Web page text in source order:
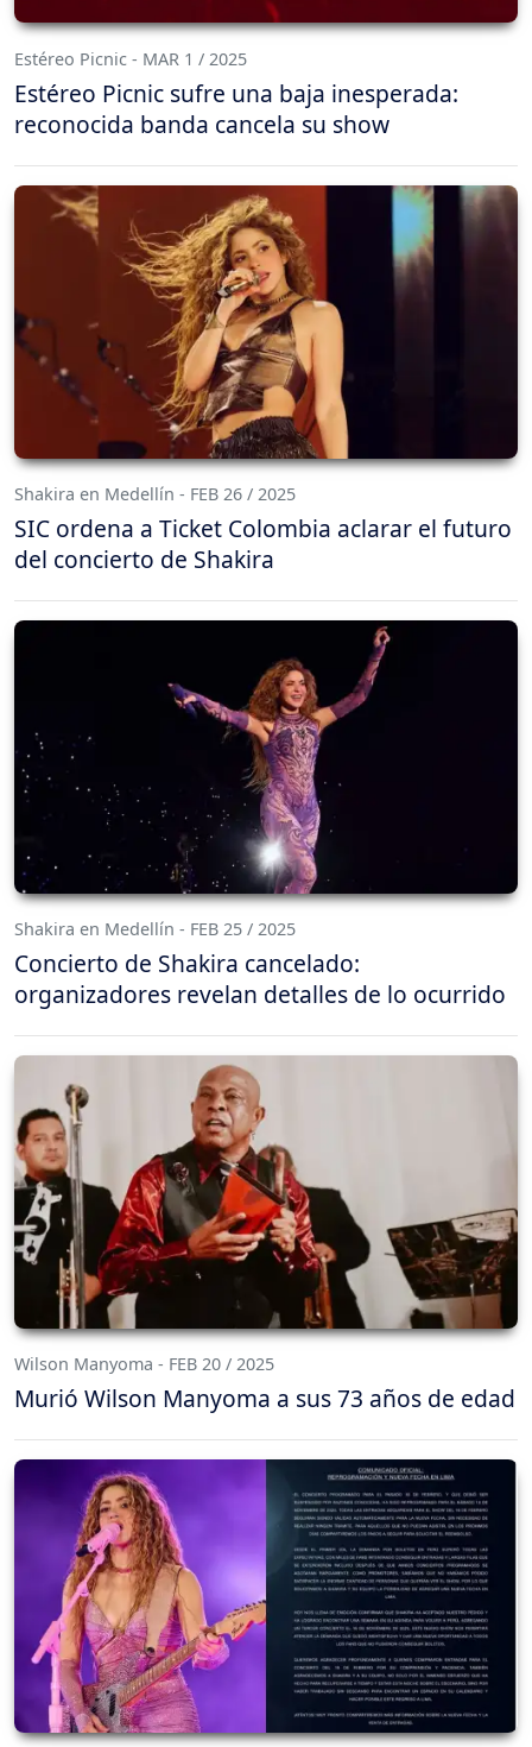
Estéreo Picnic - MAR 1 / 2025
Estéreo Picnic sufre una baja inesperada:
reconocida banda cancela su show
Shakira en Medellín - FEB 26 / 2025
SIC ordena a Ticket Colombia aclarar el futuro
del concierto de Shakira
Shakira en Medellín - FEB 25 / 2025
Concierto de Shakira cancelado:
organizadores revelan detalles de lo ocurrido
Wilson Manyoma - FEB 20 / 2025
Murió Wilson Manyoma a sus 73 años de edad